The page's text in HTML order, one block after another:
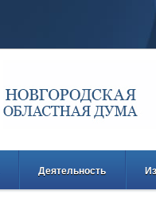
Деятельность